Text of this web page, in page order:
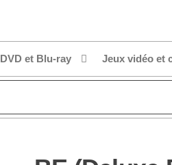
DVD et Blu-ray Jeux vidéo et